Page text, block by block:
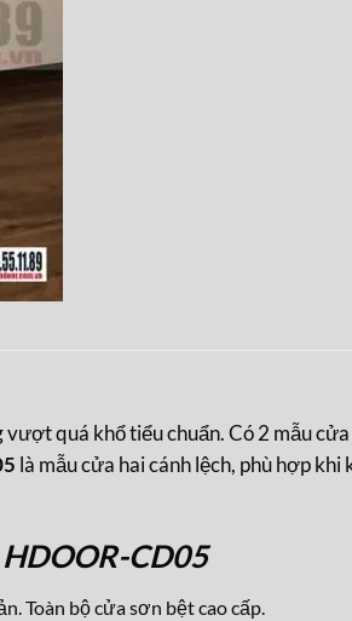
quá khổ tiểu chuẩn. Có 2 mẫu
là mẫu cửa hai cánh lệch, phù hợp
CD05
Toàn bộ cửa sơn bệt cao cấp.